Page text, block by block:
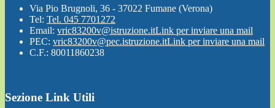
Via Pio Brugnoli, 36 - 37022 Fumane (Verona)
Tel: Tel. 045 7701272
Email: vric83200v@istruzione.itLink per inviare una mail
PEC: vric83200v@pec.istruzione.itLink per inviare una mail
C.F.: 80011860238
Sezione Link Utili